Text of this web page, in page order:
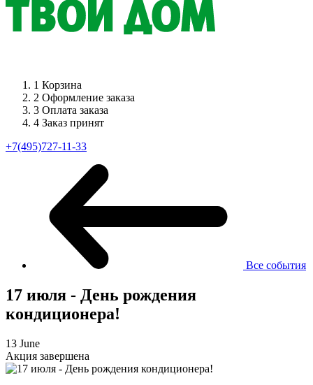
1 Корзина
2 Оформление заказа
3 Оплата заказа
4 Заказ принят
+7(495)727-11-33
Все события
17 июля - День рождения
кондиционера!
13 June
Акция завершена